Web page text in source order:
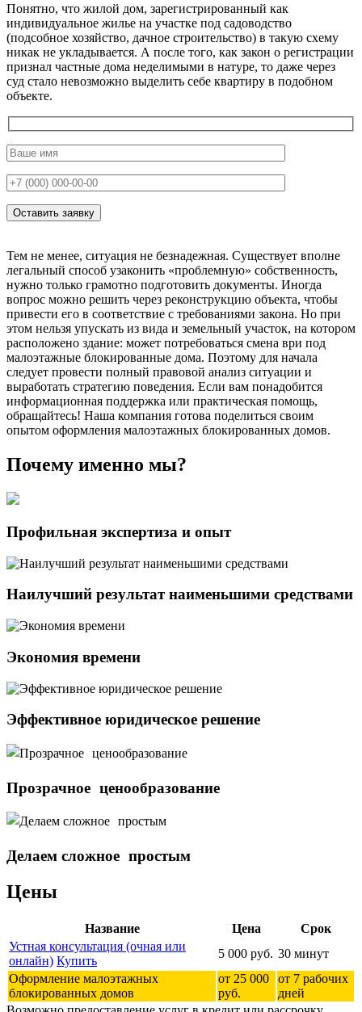
Понятно, что жилой дом, зарегистрированный как
индивидуальное жилье на участке под садоводство
(подсобное хозяйство, дачное строительство) в такую схему
никак не укладывается. А после того, как закон о регистрации
признал частные дома неделимыми в натуре, то даже через
суд стало невозможно выделить себе квартиру в подобном
объекте.
Тем не менее, ситуация не безнадежная. Существует вполне
легальный способ узаконить «проблемную» собственность,
нужно только грамотно подготовить документы. Иногда
вопрос можно решить через реконструкцию объекта, чтобы
привести его в соответствие с требованиями закона. Но при
этом нельзя упускать из вида и земельный участок, на котором
расположено здание: может потребоваться смена ври под
малоэтажные блокированные дома. Поэтому для начала
следует провести полный правовой анализ ситуации и
выработать стратегию поведения. Если вам понадобится
информационная поддержка или практическая помощь,
обращайтесь! Наша компания готова поделиться своим
опытом оформления малоэтажных блокированных домов.
Почему именно мы?
Профильная экспертиза и опыт
Наилучший результат наименьшими средствами
Экономия времени
Эффективное юридическое решение
Прозрачное ценообразование
Делаем сложное простым
Цены
Название Цена
Срок
Устная консультация (очная или
онлайн) Купить
5 000 руб. 30 минут
Оформление малоэтажных
блокированных домов
от 25 000
руб.
от 7 рабочих
дней